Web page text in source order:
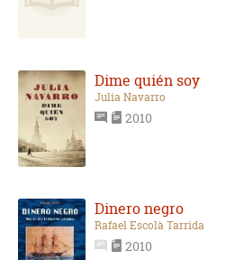
Dime quién soy
Julia Navarro
2010
Dinero negro
Rafael Escolà Tarrida
2010